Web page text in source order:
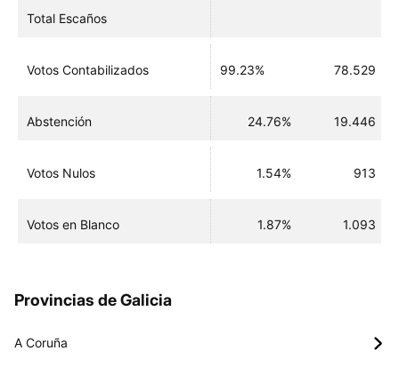
Total Escaños
Votos Contabilizados 99.23% 78.529
Abstención 24.76% 19.446
Votos Nulos 1.54% 913
Votos en Blanco 1.87% 1.093
Provincias de Galicia
A Coruña